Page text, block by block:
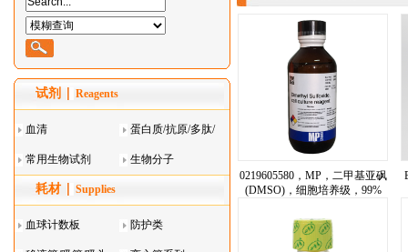
试剂 Reagents
血清 蛋白质/抗原/多肽/
酶
常用生物试剂 生物分子
耗材 Supplies
血球计数板 防护类
0219605580，MP，二甲基亚砜
(DMSO)，细胞培养级，99%